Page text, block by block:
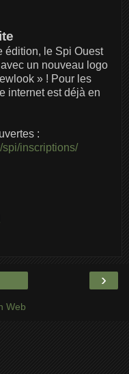
édition, le Spi Ouest
un nouveau logo
» ! Pour les
internet est déjà en
:
spi/inscriptions/
›
Web